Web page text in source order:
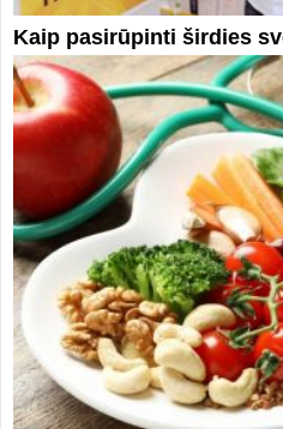
Kaip pasirūpinti širdies